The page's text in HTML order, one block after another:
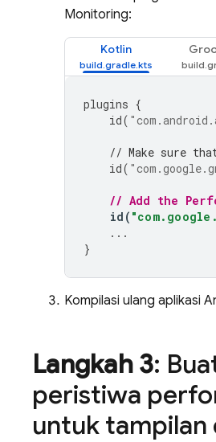
Monitoring:
Kotlin
plugins {
id(
// Make sure
id(
// Add the
id (
...
}
Kompilasi ulang aplikasi
Langkah 3:
peristiwa
untuk tampilan